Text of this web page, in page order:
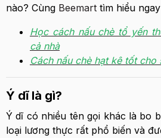
nào? Cùng Beemart tìm hiểu
Học cách nấu chè tổ yến
cả nhà
Cách nấu chè hạt kê tốt cho
Ý dĩ là gì?
Ý dĩ có nhiều tên gọi khác là bo
loại lương thực rất phổ biến và